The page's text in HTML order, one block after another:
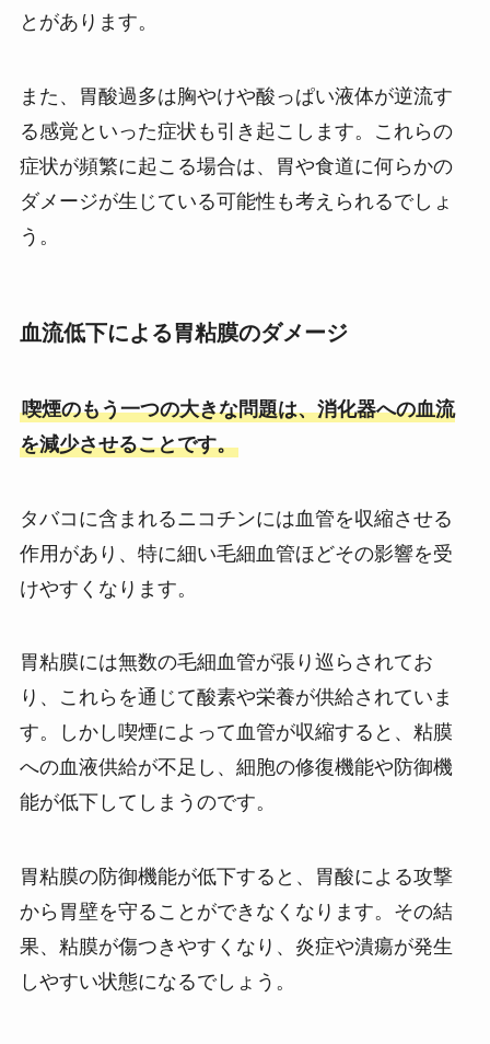
とがあります。
また、胃酸過多は胸やけや酸っぱい液体が逆流す
る感覚といった症状も引き起こします。これらの
症状が頻繁に起こる場合は、胃や食道に何らかの
ダメージが生じている可能性も考えられるでしょ
う。
血流低下による胃粘膜のダメージ
喫煙のもう一つの大きな問題は、消化器への血流
を減少させることです。
タバコに含まれるニコチンには血管を収縮させる
作用があり、特に細い毛細血管ほどその影響を受
けやすくなります。
胃粘膜には無数の毛細血管が張り巡らされてお
り、これらを通じて酸素や栄養が供給されていま
す。しかし喫煙によって血管が収縮すると、粘膜
への血液供給が不足し、細胞の修復機能や防御機
能が低下してしまうのです。
胃粘膜の防御機能が低下すると、胃酸による攻撃
から胃壁を守ることができなくなります。その結
果、粘膜が傷つきやすくなり、炎症や潰瘍が発生
しやすい状態になるでしょう。